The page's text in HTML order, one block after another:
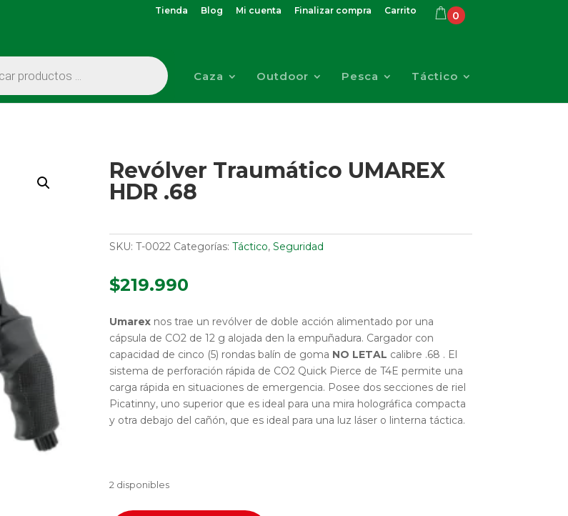
Tienda Blog Mi cuenta Finalizar compra Carrito 0
Caza Outdoor Pesca Táctico
Revólver Traumático UMAREX
HDR .68
SKU: T-0022 Categorías: Táctico, Seguridad
$219.990
Umarexnos trae un revólver de doble acción alimentado por una
cápsula de CO2 de 12 g alojada den la empuñadura. Cargador con
capacidad de cinco (5) rondas balín de goma NO LETAL calibre .68 . El
sistema de perforación rápida de CO2 Quick Pierce de T4E permite una
carga rápida en situaciones de emergencia. Posee dos secciones de riel
Picatinny, uno superior que es ideal para una mira holográfica compacta
y otra debajo del cañón, que es ideal para una luz láser o linterna táctica.
2 disponibles